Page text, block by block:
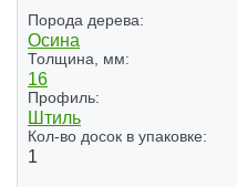
Порода дерева:
Осина
Толщина, мм:
16
Профиль:
Штиль
Кол-во досок в упаковке:
1